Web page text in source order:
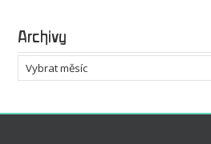
Archivy
Archivy